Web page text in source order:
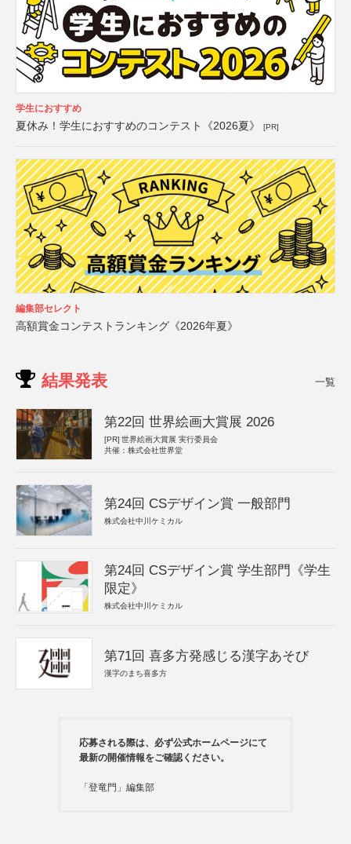
学生におすすめ
夏休み！学生におすすめのコンテスト《2026夏》 [PR]
編集部セレクト
高額賞金コンテストランキング《2026年夏》
結果発表 一覧
第22回 世界絵画大賞展 2026
[PR] 世界絵画大賞展 実行委員会
共催：株式会社世界堂
第24回 CSデザイン賞 一般部門
株式会社中川ケミカル
第24回 CSデザイン賞 学生部門《学生
限定》
株式会社中川ケミカル
第71回 喜多方発感じる漢字あそび
漢字のまち喜多方
応募される際は、必ず公式ホームページにて
最新の開催情報をご確認ください。
「登竜門」編集部